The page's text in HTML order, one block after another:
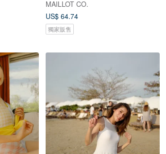
MAILLOT CO.
US$ 64.74
獨家販售